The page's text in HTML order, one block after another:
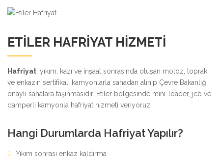
ETILER HAFRIYAT HIZMETI
Hafriyat , yıkım, kazı ve inşaat sonrasında oluşan moloz, toprak
ve enkazın sertifikalı kamyonlarla sahadan alınıp Çevre Bakanlığı
onaylı sahalara taşınmasıdır. Etiler bölgesinde mini-loader, jcb ve
damperli kamyonla hafriyat hizmeti veriyoruz.
Hangi Durumlarda Hafriyat Yapılır?
Yıkım sonrası enkaz kaldırma